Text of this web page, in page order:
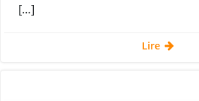
[…]
Lire